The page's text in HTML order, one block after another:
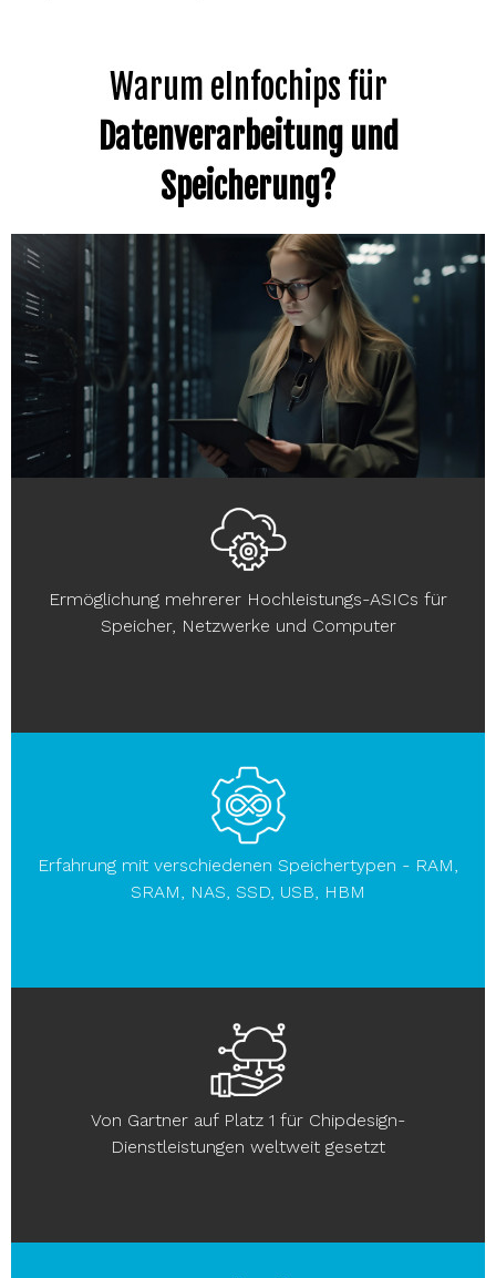
Warum eInfochips für
Datenverarbeitung und
Speicherung?
Ermöglichung mehrerer Hochleistungs-ASICs für
Speicher, Netzwerke und Computer
Erfahrung mit verschiedenen Speichertypen - RAM,
SRAM, NAS, SSD, USB, HBM
Von Gartner auf Platz 1 für Chipdesign-
Dienstleistungen weltweit gesetzt